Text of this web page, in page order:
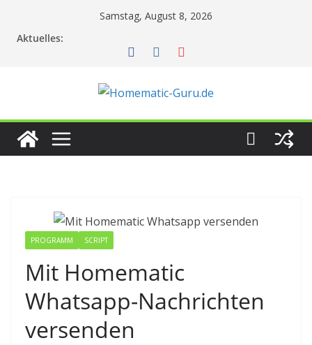
Samstag, August 8, 2026
Aktuelles:
PROGRAMM SCRIPT
Mit Homematic
Whatsapp-Nachrichten
versenden